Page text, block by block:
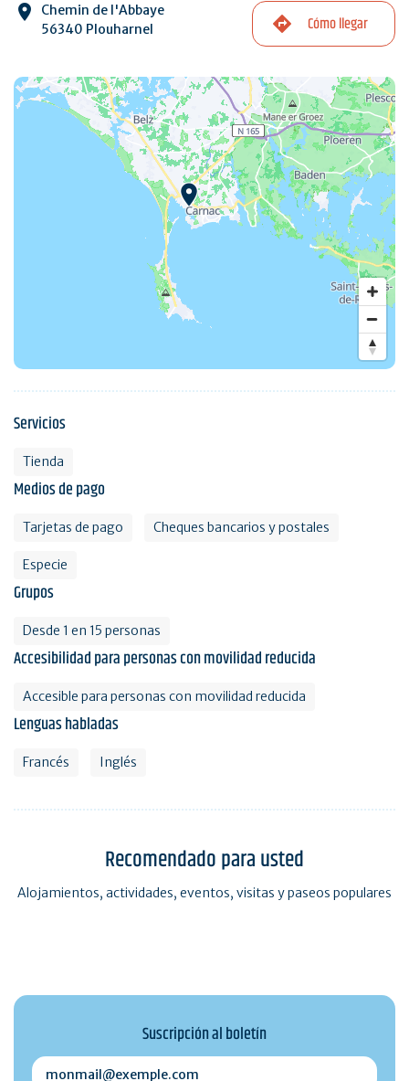
Chemin de l'Abbaye
56340 Plouharnel
Cómo llegar
Servicios
Tienda
Medios de pago
Tarjetas de pago Cheques bancarios y postales
Especie
Grupos
Desde 1 en 15 personas
Accesibilidad para personas con movilidad reducida
Accesible para personas con movilidad reducida
Lenguas habladas
Francés Inglés
Recomendado para usted
Alojamientos, actividades, eventos, visitas y paseos populares
Suscripción al boletín
monmail@exemple.com